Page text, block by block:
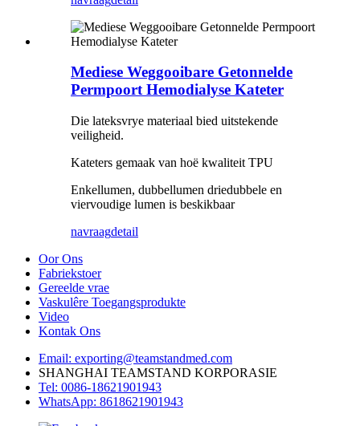
Mediese Weggooibare Getonnelde
Permpoort Hemodialyse Kateter
Die lateksvrye materiaal bied uitstekende
veiligheid.
Kateters gemaak van hoë kwaliteit TPU
Enkellumen, dubbellumen driedubbele en
viervoudige lumen is beskikbaar
navraagdetail
Oor Ons
Fabriekstoer
Gereelde vrae
Vaskulêre Toegangsprodukte
Video
Kontak Ons
Email: exporting@teamstandmed.com
SHANGHAI TEAMSTAND KORPORASIE
Tel: 0086-18621901943
WhatsApp: 8618621901943